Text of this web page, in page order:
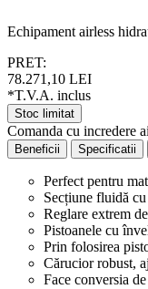
Echipament airless
PRET:
78.271,10 LEI
*T.V.A. inclus
Stoc limitat
Comanda cu incredere
Beneficii Specificatii
Perfect pentru
Secțiune fluidă
Reglare extrem
Pistoanele cu
Prin folosirea
Cărucior robust,
Face conversia